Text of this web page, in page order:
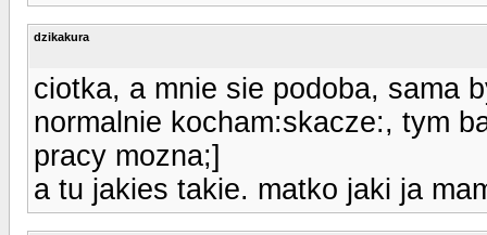
dzikakura
ciotka, a mnie sie podoba, sama
normalnie kocham:skacze:, tym
pracy mozna;]
a tu jakies takie. matko jaki ja